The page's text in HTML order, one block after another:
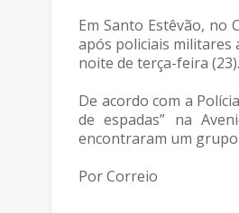
Em Santo Estêvão,
após policiais militares
noite de terça-feira (23).
De acordo com a
de espadas” na
encontraram um
Por Correio